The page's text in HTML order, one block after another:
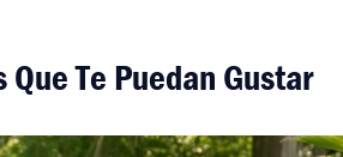
Que Te Puedan Gustar